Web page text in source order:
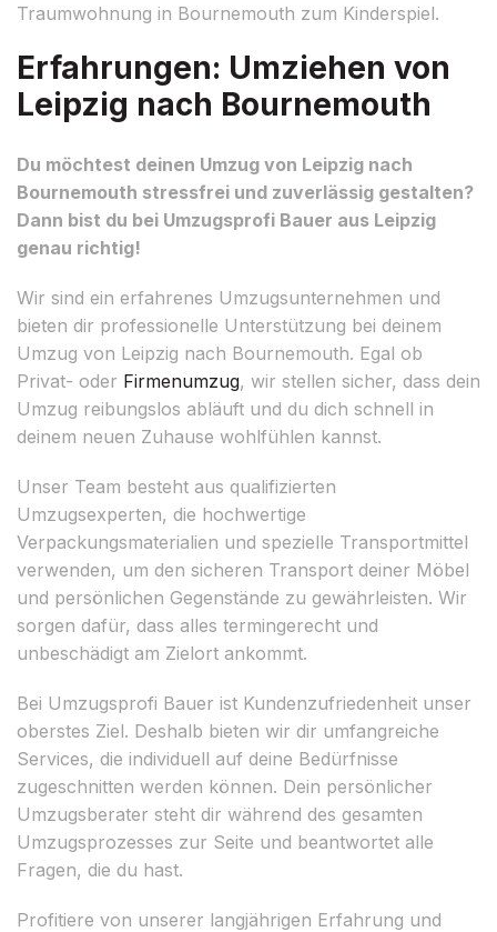
Traumwohnung in Bournemouth zum Kinderspiel.
Erfahrungen: Umziehen von
Leipzig nach Bournemouth
Du möchtest deinen Umzug von Leipzig nach
Bournemouth stressfrei und zuverlässig gestalten?
Dann bist du bei Umzugsprofi Bauer aus Leipzig
genau richtig!
Wir sind ein erfahrenes Umzugsunternehmen und
bieten dir professionelle Unterstützung bei deinem
Umzug von Leipzig nach Bournemouth. Egal ob
Privat- oder Firmenumzug, wir stellen sicher, dass dein
Umzug reibungslos abläuft und du dich schnell in
deinem neuen Zuhause wohlfühlen kannst.
Unser Team besteht aus qualifizierten
Umzugsexperten, die hochwertige
Verpackungsmaterialien und spezielle Transportmittel
verwenden, um den sicheren Transport deiner Möbel
und persönlichen Gegenstände zu gewährleisten. Wir
sorgen dafür, dass alles termingerecht und
unbeschädigt am Zielort ankommt.
Bei Umzugsprofi Bauer ist Kundenzufriedenheit unser
oberstes Ziel. Deshalb bieten wir dir umfangreiche
Services, die individuell auf deine Bedürfnisse
zugeschnitten werden können. Dein persönlicher
Umzugsberater steht dir während des gesamten
Umzugsprozesses zur Seite und beantwortet alle
Fragen, die du hast.
Profitiere von unserer langjährigen Erfahrung und